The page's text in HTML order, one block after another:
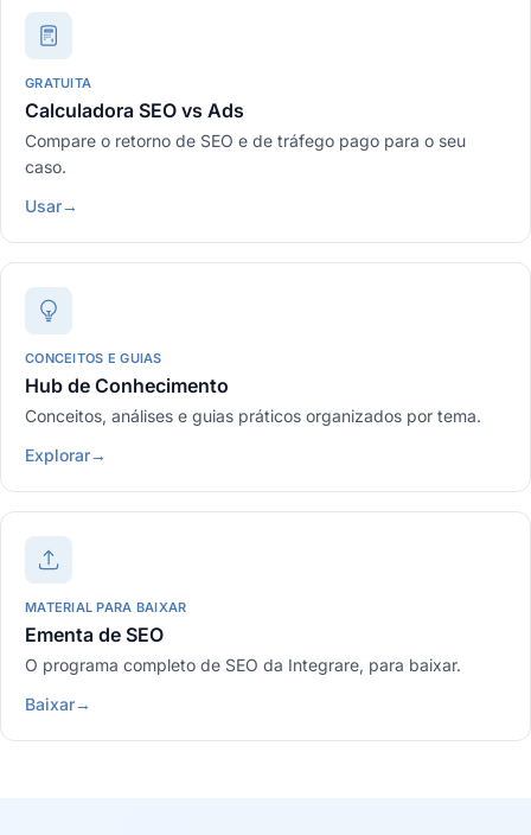
GRATUITA
Calculadora SEO vs Ads
Compare o retorno de SEO e de tráfego pago para o seu
caso.
Usar→
CONCEITOS E GUIAS
Hub de Conhecimento
Conceitos, análises e guias práticos organizados por tema.
Explorar→
MATERIAL PARA BAIXAR
Ementa de SEO
O programa completo de SEO da Integrare, para baixar.
Baixar→